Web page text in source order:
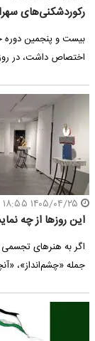
رکوردشکنی‌های
بیست و پنجمین دوره
اختصاص داشت، در روز ۲۶ تیر‌ماه ۱۴۰۵ در
این روزها از چه
اگر به هنرهای تجسمی
جمله «چشم‌انداز»،